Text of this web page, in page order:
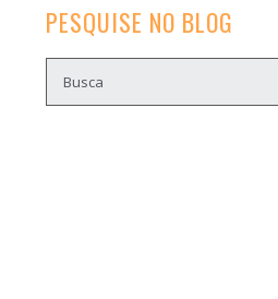
PESQUISE NO BLOG